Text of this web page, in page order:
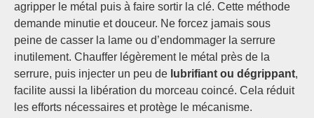
agripper le métal puis à faire sortir la clé. Cette méthode
demande minutie et douceur. Ne forcez jamais sous
peine de casser la lame ou d’endommager la serrure
inutilement. Chauffer légèrement le métal près de la
serrure, puis injecter un peu de lubrifiant ou dégrippant,
facilite aussi la libération du morceau coincé. Cela réduit
les efforts nécessaires et protège le mécanisme.